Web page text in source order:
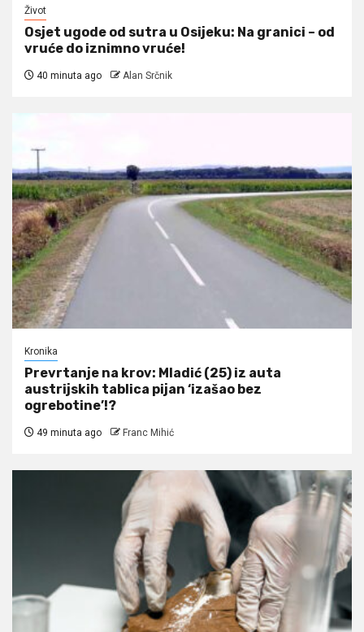
Život
Osjet ugode od sutra u Osijeku: Na granici – od
vruće do iznimno vruće!
40 minuta ago Alan Srčnik
Kronika
Prevrtanje na krov: Mladić (25) iz auta
austrijskih tablica pijan ‘izašao bez
ogrebotine’!?
49 minuta ago Franc Mihić